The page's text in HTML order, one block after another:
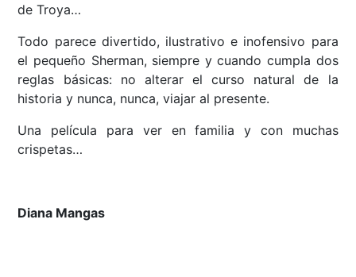
de Troya…
Todo parece divertido, ilustrativo e inofensivo para
el pequeño Sherman, siempre y cuando cumpla dos
reglas básicas: no alterar el curso natural de la
historia y nunca, nunca, viajar al presente.
Una película para ver en familia y con muchas
crispetas…
Diana Mangas